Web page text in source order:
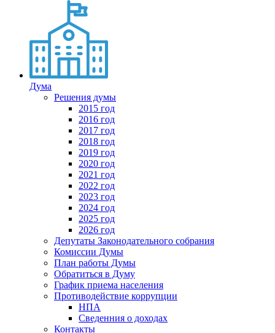
Дума
Решения думы
2015 год
2016 год
2017 год
2018 год
2019 год
2020 год
2021 год
2022 год
2023 год
2024 год
2025 год
2026 год
Депутаты Законодательного собрания
Комиссии Думы
План работы Думы
Обратиться в Думу
График приема населения
Противодействие коррупции
НПА
Сведенния о доходах
Контакты